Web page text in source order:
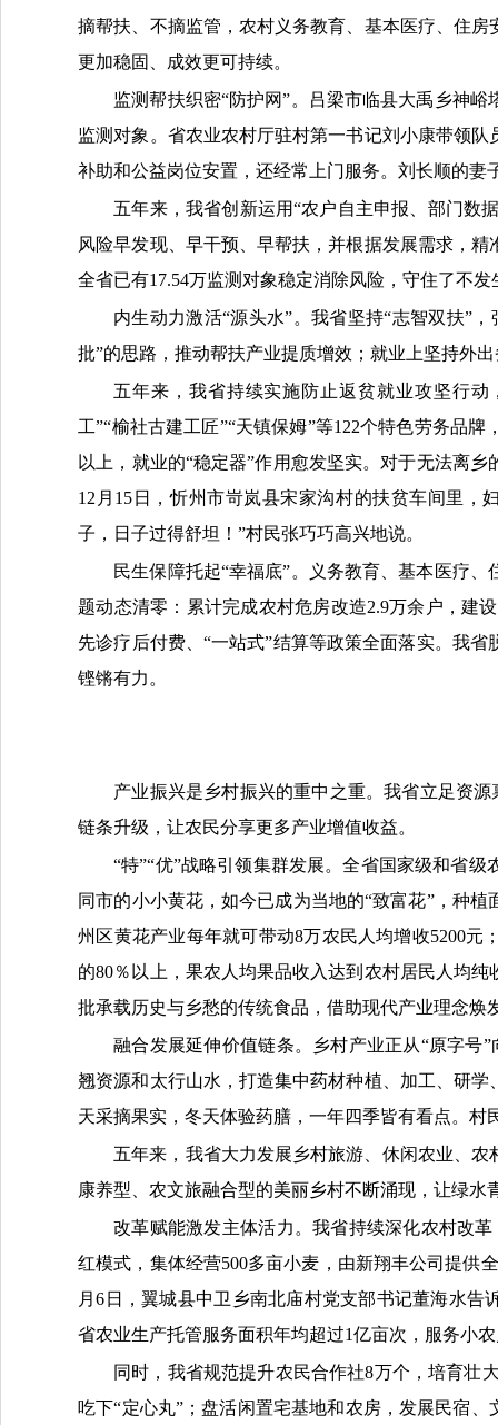
摘帮扶、不摘监管，农村义务教育、基本医疗、住
更加稳固、成效更可持续。
监测帮扶织密“防护网”。吕梁市临县大禹乡神
监测对象。省农业农村厅驻村第一书记刘小康带领
补助和公益岗位安置，还经常上门服务。刘长顺的
五年来，我省创新运用“农户自主申报、部门数
风险早发现、早干预、早帮扶，并根据发展需求，
全省已有17.54万监测对象稳定消除风险，守住了不
内生动力激活“源头水”。我省坚持“志智双扶”
批”的思路，推动帮扶产业提质增效；就业上坚持外
五年来，我省持续实施防止返贫就业攻坚行
工”“榆社古建工匠”“天镇保姆”等122个特色劳务品
以上，就业的“稳定器”作用愈发坚实。对于无法离
12月15日，忻州市岢岚县宋家沟村的扶贫车间里，
子，日子过得舒坦！”村民张巧巧高兴地说。
民生保障托起“幸福底”。义务教育、基本医疗
题动态清零：累计完成农村危房改造2.9万余户，建
先诊疗后付费、“一站式”结算等政策全面落实。我
铿锵有力。
产业振兴是乡村振兴的重中之重。我省立足资
链条升级，让农民分享更多产业增值收益。
“特”“优”战略引领集群发展。全省国家级和省
同市的小小黄花，如今已成为当地的“致富花”，种
州区黄花产业每年就可带动8万农民人均增收5200
的80％以上，果农人均果品收入达到农村居民人均
批承载历史与乡愁的传统食品，借助现代产业理念焕
融合发展延伸价值链条。乡村产业正从“原字号
翘资源和太行山水，打造集中药材种植、加工、研
天采摘果实，冬天体验药膳，一年四季皆有看点。
五年来，我省大力发展乡村旅游、休闲农业、
康养型、农文旅融合型的美丽乡村不断涌现，让绿水
改革赋能激发主体活力。我省持续深化农村改
红模式，集体经营500多亩小麦，由新翔丰公司提供
月6日，翼城县中卫乡南北庙村党支部书记董海水
省农业生产托管服务面积年均超过1亿亩次，服务小
同时，我省规范提升农民合作社8万个，培育壮
吃下“定心丸”；盘活闲置宅基地和农房，发展民宿